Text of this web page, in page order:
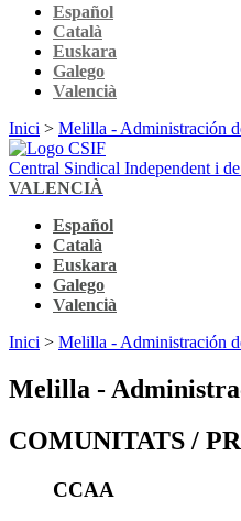
Español
Català
Euskara
Galego
Valencià
Inici > Melilla - Administración
Central Sindical Independent i
VALENCIÀ
Español
Català
Euskara
Galego
Valencià
Inici > Melilla - Administración
Melilla -
COMUNITATS /
CCAA